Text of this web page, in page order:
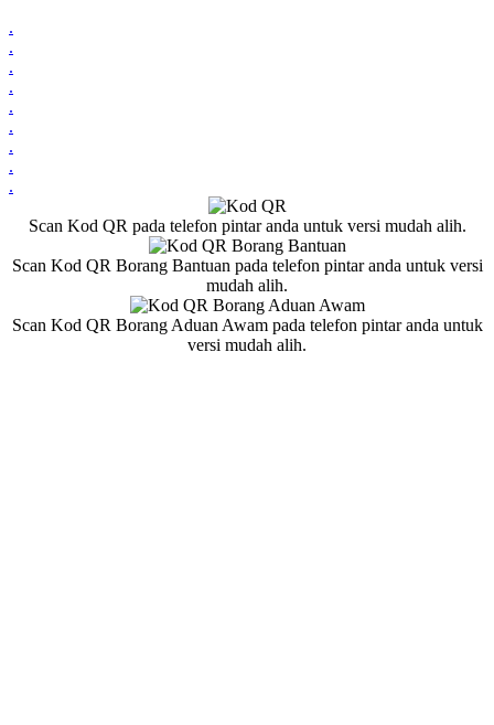
.
.
.
.
.
.
.
.
.
Scan Kod QR pada telefon pintar anda untuk versi mudah alih.
Scan Kod QR Borang Bantuan pada telefon pintar anda untuk versi
mudah alih.
Scan Kod QR Borang Aduan Awam pada telefon pintar anda untuk
versi mudah alih.